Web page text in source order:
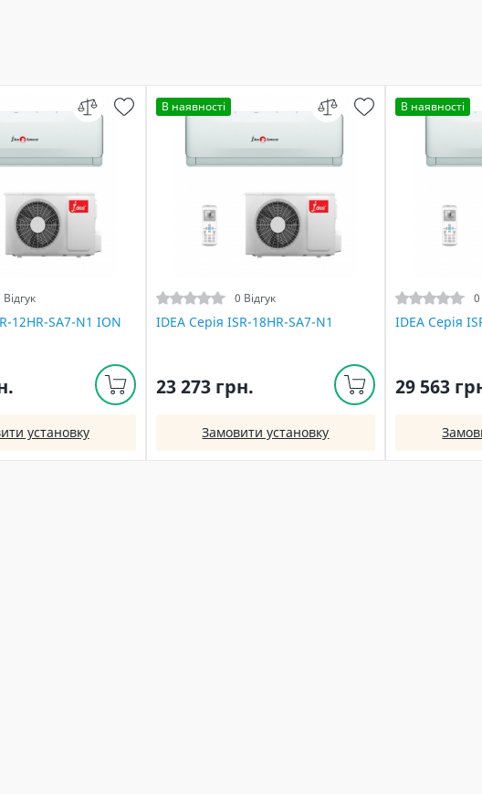
Відгук
12HR-SA7-N1 ION
установку
В наявності
0 Відгук
IDEA Серія ISR-18HR-SA7-N1
23 273 грн.
Замовити установку
В наявності
0
IDEA Серія
29 563